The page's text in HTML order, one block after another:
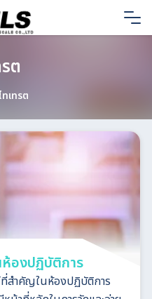
ต
ทเทรต
ห้องปฏิบัติการ
สำคัญในห้องปฏิบัติการ